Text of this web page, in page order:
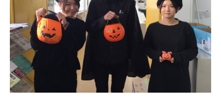
名作椅子を作る3年授業／塗装～
完成
2年生授業
名作椅子を作る3年授業
アルヴァ・アアルト-もうひとつ
の自然